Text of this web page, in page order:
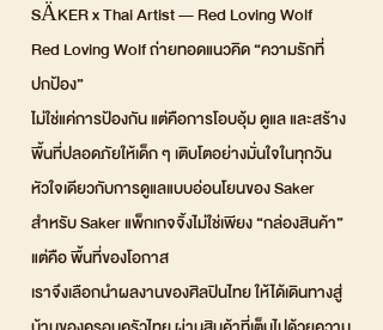
SÄKER x Thai Artist — Red Loving Wolf
Red Loving Wolf ถ่ายทอดแนวคิด “ความรักที่
ปกป้อง”
ไม่ใช่แค่การป้องกัน แต่คือการโอบอุ้ม ดูแล และสร้าง
พื้นที่ปลอดภัยให้เด็ก ๆ เติบโตอย่างมั่นใจในทุกวัน
หัวใจเดียวกับการดูแลแบบอ่อนโยนของ Saker
สำหรับ Saker แพ็กเกจจิ้งไม่ใช่เพียง “กล่องสินค้า”
แต่คือ พื้นที่ของโอกาส
เราจึงเลือกนำผลงานของศิลปินไทย ให้ได้เดินทางสู่